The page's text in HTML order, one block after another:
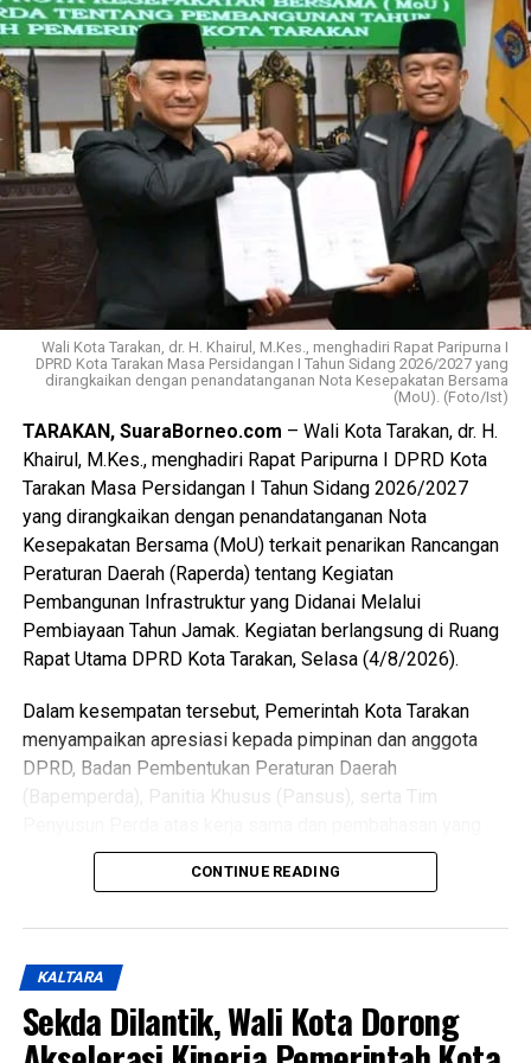
Wali Kota Tarakan, dr. H. Khairul, M.Kes., menghadiri Rapat Paripurna I
DPRD Kota Tarakan Masa Persidangan I Tahun Sidang 2026/2027 yang
dirangkaikan dengan penandatanganan Nota Kesepakatan Bersama
(MoU). (Foto/Ist)
TARAKAN, SuaraBorneo.com – Wali Kota Tarakan, dr. H.
Khairul, M.Kes., menghadiri Rapat Paripurna I DPRD Kota
Tarakan Masa Persidangan I Tahun Sidang 2026/2027
yang dirangkaikan dengan penandatanganan Nota
Kesepakatan Bersama (MoU) terkait penarikan Rancangan
Peraturan Daerah (Raperda) tentang Kegiatan
Pembangunan Infrastruktur yang Didanai Melalui
Pembiayaan Tahun Jamak. Kegiatan berlangsung di Ruang
Rapat Utama DPRD Kota Tarakan, Selasa (4/8/2026).
Dalam kesempatan tersebut, Pemerintah Kota Tarakan
menyampaikan apresiasi kepada pimpinan dan anggota
DPRD, Badan Pembentukan Peraturan Daerah
(Bapemperda), Panitia Khusus (Pansus), serta Tim
telah dilakukan terhadap raperda tersebut.
raperda didasarkan pada hasil konsultasi dengan
Kementerian Dalam Negeri yang mengacu pada ketentuan
terbaru dalam Permendagri Nomor 14 Tahun 2025.
Regulasi tersebut mengatur bahwa pelaksanaan kegiatan
tahun jamak cukup didasarkan pada persetujuan bersama
CONTINUE READING
KALTARA
Sekda Dilantik, Wali Kota Dorong